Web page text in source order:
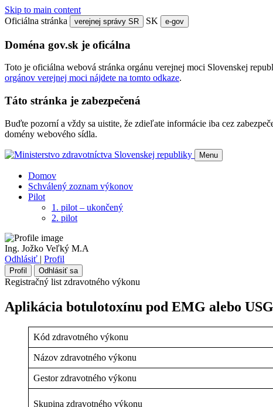
Skip to main content
Oficiálna stránka
verejnej správy SR SK e-gov
Doména gov.sk je oficálna
Toto je oficiálna webová stránka orgánu verejnej moci Slovenskej
orgánov verejnej moci nájdete na tomto odkaze.
Táto stránka je zabezpečená
Buďte pozorní a vždy sa uistite, že zdieľate informácie iba cez
domény webového sídla.
Menu
Domov
Schválený zoznam výkonov
Pilot
1. pilot – ukončený
2. pilot
Ing. Jožko Veľký M.A
Odhlásiť | Profil
Profil Odhlásiť sa
Registračný list zdravotného výkonu
Aplikácia botulotoxínu pod EMG alebo
Kód zdravotného výkonu
Názov zdravotného výkonu
Gestor zdravotného výkonu
Skupina zdravotného výkonu